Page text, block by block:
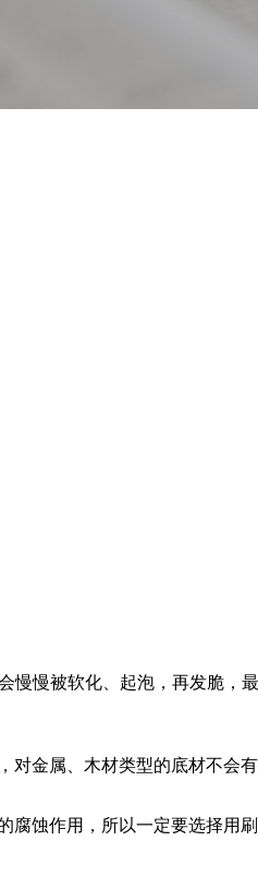
慢被软化、起泡，再发脆，
金属、木材类型的底材不会有
蚀作用，所以一定要选择用